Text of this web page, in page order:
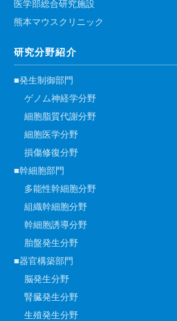
医学部総合研究施設
熊本マウスクリニック
研究分野紹介
■発生制御部門
ゲノム神経学分野
細胞脂質代謝分野
細胞医学分野
損傷修復分野
■幹細胞部門
多能性幹細胞分野
組織幹細胞分野
幹細胞誘導分野
胎盤発生分野
■器官構築部門
脳発生分野
腎臓発生分野
生殖発生分野